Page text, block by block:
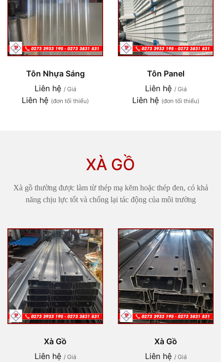
Tôn Nhựa Sáng
Liên hệ / Giá
Liên hệ (đơn tối thiểu)
Tôn Panel
Liên hệ / Giá
Liên hệ (đơn tối thiểu)
XÀ GỒ
Xà gồ thường được làm từ thép mạ kẽm hoặc thép đen, có khả
năng chịu lực tốt và chống lại tác động của môi trường
Xà Gồ
Liên hệ / Giá
Xà Gồ
Liên hệ / Giá